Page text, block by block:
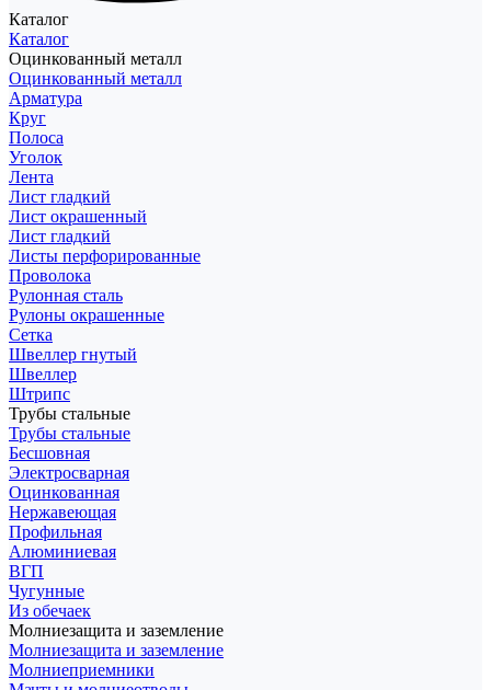
Каталог
Каталог
Оцинкованный металл
Оцинкованный металл
Арматура
Круг
Полоса
Уголок
Лента
Лист гладкий
Лист окрашенный
Лист гладкий
Листы перфорированные
Проволока
Рулонная сталь
Рулоны окрашенные
Сетка
Швеллер гнутый
Швеллер
Штрипс
Трубы стальные
Трубы стальные
Бесшовная
Электросварная
Оцинкованная
Нержавеющая
Профильная
Алюминиевая
ВГП
Чугунные
Из обечаек
Молниезащита и заземление
Молниезащита и заземление
Молниеприемники